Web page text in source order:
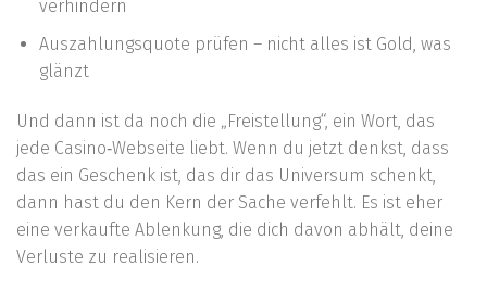
verhindern
Auszahlungsquote prüfen – nicht alles ist Gold, was
glänzt
Und dann ist da noch die „Freistellung“, ein Wort, das
jede Casino‑Webseite liebt. Wenn du jetzt denkst, dass
das ein Geschenk ist, das dir das Universum schenkt,
dann hast du den Kern der Sache verfehlt. Es ist eher
eine verkaufte Ablenkung, die dich davon abhält, deine
Verluste zu realisieren.